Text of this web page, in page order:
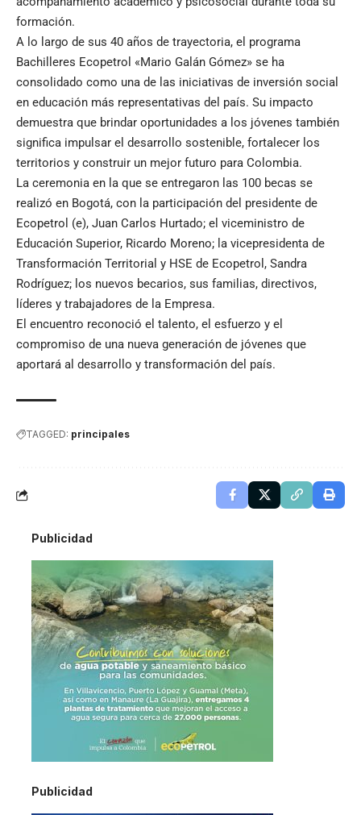
formación.
A lo largo de sus 40 años de trayectoria, el programa
Bachilleres Ecopetrol «Mario Galán Gómez» se ha
consolidado como una de las iniciativas de inversión social
en educación más representativas del país. Su impacto
demuestra que brindar oportunidades a los jóvenes también
significa impulsar el desarrollo sostenible, fortalecer los
territorios y construir un mejor futuro para Colombia.
La ceremonia en la que se entregaron las 100 becas se
realizó en Bogotá, con la participación del presidente de
Ecopetrol (e), Juan Carlos Hurtado; el viceministro de
Educación Superior, Ricardo Moreno; la vicepresidenta de
Transformación Territorial y HSE de Ecopetrol, Sandra
Rodríguez; los nuevos becarios, sus familias, directivos,
líderes y trabajadores de la Empresa.
El encuentro reconoció el talento, el esfuerzo y el
compromiso de una nueva generación de jóvenes que
aportará al desarrollo y transformación del país.
TAGGED: principales
Publicidad
Publicidad